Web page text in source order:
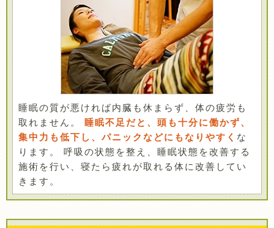
睡眠の質が悪ければ内臓も休まらず、体の疲労も
取れません。
睡眠不足だと、頭も十分に働かず、
集中力も低下し、パニックなどにもなりやすく な
ります。 呼吸の状態を整え、睡眠状態を改善する
施術を行い、寝たら疲れが取れる体に改善してい
きます。